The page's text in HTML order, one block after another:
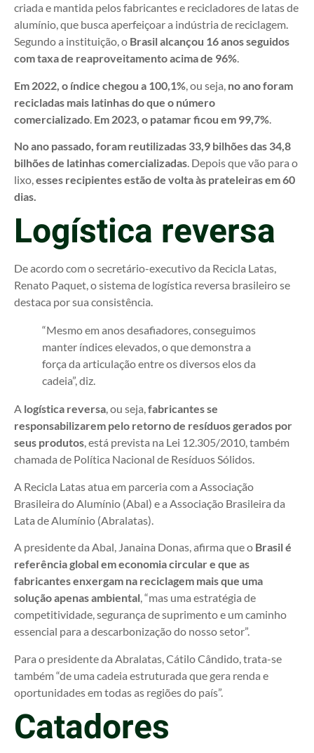
criada e mantida pelos fabricantes e recicladores de latas de
alumínio, que busca aperfeiçoar a indústria de reciclagem.
Segundo a instituição, o Brasil alcançou 16 anos seguidos
com taxa de reaproveitamento acima de 96%.
Em 2022, o índice chegou a 100,1% , ou seja, no ano foram
recicladas mais latinhas do que o número
comercializado Em 2023, o patamar ficou em 99,7%
No ano passado, foram reutilizadas 33,9 bilhões das 34,8
bilhões de latinhas comercializadas. Depois que vão para o
lixo,esses recipientes estão de volta às prateleiras em 60
dias.
Logística reversa
De acordo com o secretário-executivo da Recicla Latas,
Renato Paquet, o sistema de logística reversa brasileiro se
destaca por sua consistência.
“Mesmo em anos desafiadores, conseguimos
manter índices elevados, o que demonstra a
força da articulação entre os diversos elos da
cadeia”, diz.
A logística reversa, ou seja,fabricantes se
responsabilizarem pelo retorno de resíduos gerados por
seus produtos, está prevista na Lei 12.305/2010, também
chamada de Política Nacional de Resíduos Sólidos.
A Recicla Latas atua em parceria com a Associação
Brasileira do Alumínio (Abal) e a Associação Brasileira da
Lata de Alumínio (Abralatas).
A presidente da Abal, Janaina Donas, afirma que o Brasil é
referência global em economia circular e que as
fabricantes enxergam na reciclagem mais que uma
solução apenas ambiental, “mas uma estratégia de
competitividade, segurança de suprimento e um caminho
essencial para a descarbonização do nosso setor”.
Para o presidente da Abralatas, Cátilo Cândido, trata-se
também “de uma cadeia estruturada que gera renda e
oportunidades em todas as regiões do país”.
Catadores